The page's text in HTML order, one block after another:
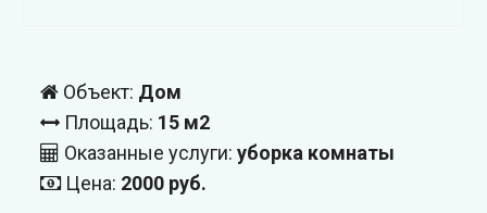
Объект: Дом
Площадь: 15 м2
Оказанные услуги: уборка комнаты
Цена: 2000 руб.